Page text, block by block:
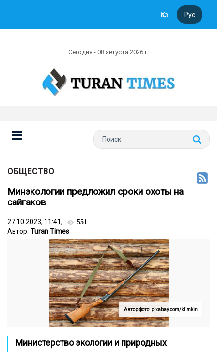
Қаз Рус
Сегодня - 08 августа 2026 г
ОБЩЕСТВО
Минэкологии предложил сроки охоты на
сайгаков
27.10.2023, 11:41, 551
Автор: Turan Times
Автор фото: pixabay.com/klimkin
Министерство экологии и природных